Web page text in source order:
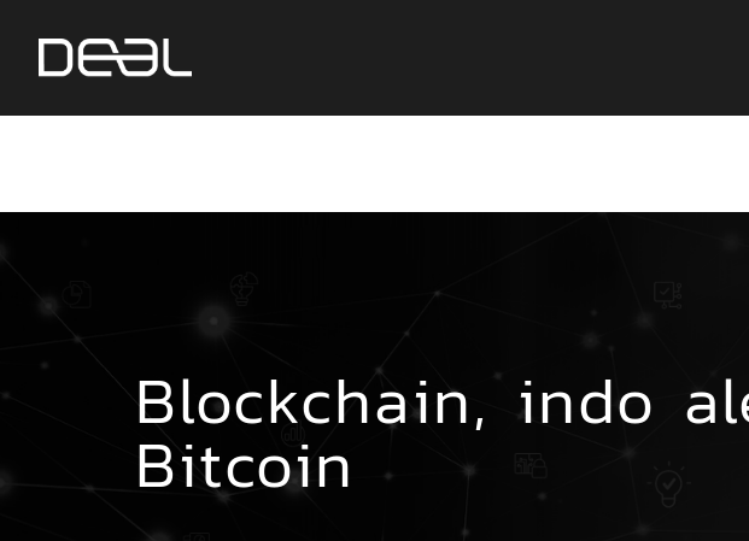
Blockchain, indo
Bitcoin